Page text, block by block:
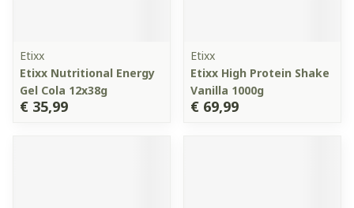
Etixx
Etixx Nutritional Energy
Gel Cola 12x38g
€ 35,99
Etixx
Etixx High Protein Shake
Vanilla 1000g
€ 69,99